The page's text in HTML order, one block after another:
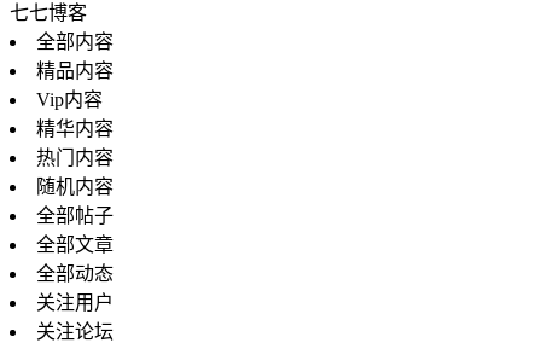
七七博客
全部内容
精品内容
Vip内容
精华内容
热门内容
随机内容
全部帖子
全部文章
全部动态
关注用户
关注论坛